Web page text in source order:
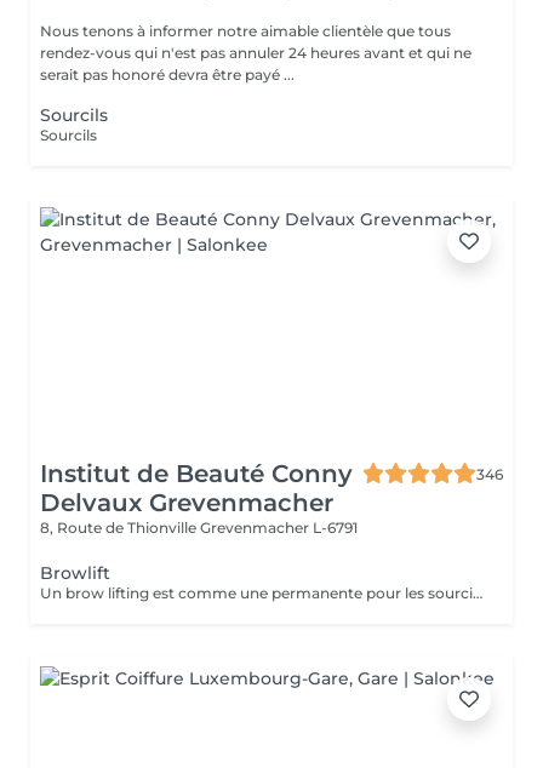
Nous tenons à informer notre aimable clientèle que tous
rendez-vous qui n'est pas annuler 24 heures avant et qui ne
serait pas honoré devra être payé ...
Sourcils
Sourcils
Institut de Beauté Conny
Delvaux Grevenmacher
346
8, Route de Thionville Grevenmacher L-6791
Browlift
Un brow lifting est comme une permanente pour les sourcils. Lors du traitement, les sourcils sont mis en forme et fixés à l'aide de lotions et de solutions chimiques. Les sourcils paraissent ainsi plus fournis, plus forts et plus touffus pendant plusieurs semaines.